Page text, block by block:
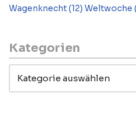
Wagenknecht(12) Weltwoche
Kategorien